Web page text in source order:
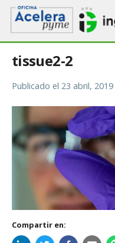
tissue2-2
Publicado el 23 abril, 2019
Compartir en: